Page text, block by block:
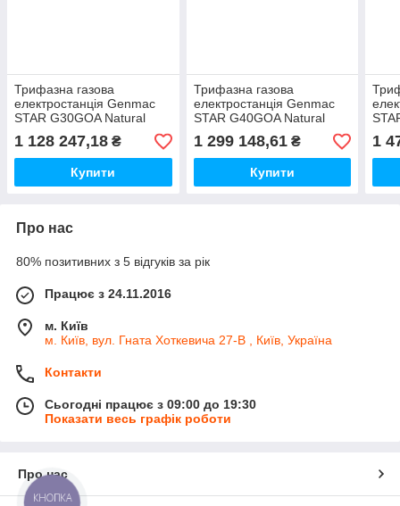
Трифазна газова
електростанція Genmac
STAR G30GOA Natural
Gas (31 кВа)
1 128 247,18 ₴
Купити
Трифазна газова
електростанція Genmac
STAR G40GOA Natural
Gas (44 кВа)
1 299 148,61₴
Купити
1
Про нас
80% позитивних з 5 відгуків за рік
Працює з 24.11.2016
м. Київ
м. Київ, вул. Гната Хоткевича 27-В , Київ, Україна
Контакти
Сьогодні працює з 09:00 до 19:30
Показати весь графік роботи
Про нас
КНОПКА